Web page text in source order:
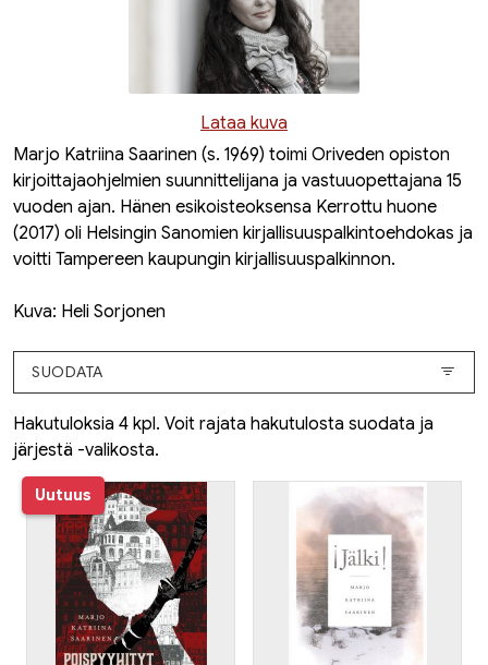
Lataa kuva
Marjo Katriina Saarinen (s. 1969) toimi Oriveden opiston
kirjoittajaohjelmien suunnittelijana ja vastuuopettajana 15
vuoden ajan. Hänen esikoisteoksensa Kerrottu huone
(2017) oli Helsingin Sanomien kirjallisuuspalkintoehdokas ja
voitti Tampereen kaupungin kirjallisuuspalkinnon.
Kuva: Heli Sorjonen
SUODATA
Hakutuloksia 4 kpl. Voit rajata hakutulosta suodata ja
järjestä -valikosta.
Uutuus